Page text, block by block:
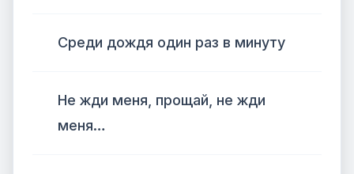
Среди дождя один раз в минуту
Не жди меня, прощай, не жди
меня…